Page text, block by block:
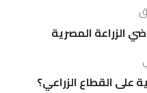
على القطاع الزراعي؟